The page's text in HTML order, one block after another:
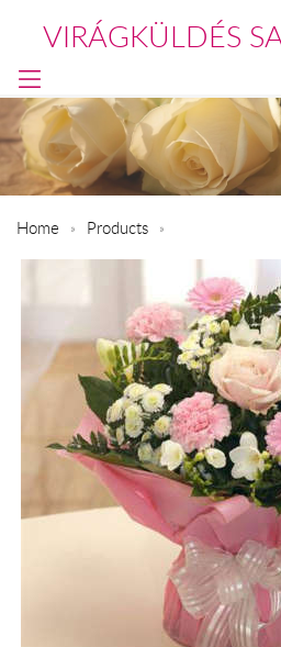
VIRÁGKÜLDÉS
Home Products